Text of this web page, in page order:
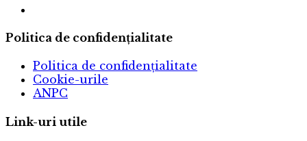
Politica de confidențialitate
Politica de confidențialitate
Cookie-urile
ANPC
Link-uri utile